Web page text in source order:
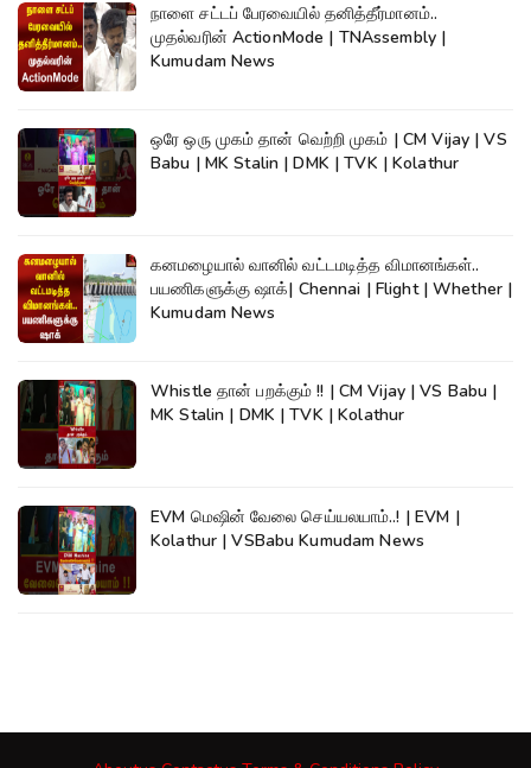
நாளை சட்டப் பேரவையில் தனித்தீர்மானம்..
முதல்வரின் ActionMode | TNAssembly |
Kumudam News
ஒரே ஒரு முகம் தான் வெற்றி முகம் | CM Vijay | VS
Babu | MK Stalin | DMK | TVK | Kolathur
கனமழையால் வானில் வட்டமடித்த விமானங்கள்..
பயணிகளுக்கு ஷாக்| Chennai | Flight | Whether |
Kumudam News
Whistle தான் பறக்கும் !! | CM Vijay | VS Babu |
MK Stalin | DMK | TVK | Kolathur
EVM மெஷின் வேலை செய்யலயாம்..! | EVM |
Kolathur | VSBabu Kumudam News